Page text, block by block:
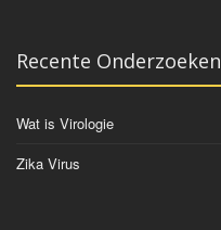
Recente Onderzoeken
Wat is Virologie
Zika Virus